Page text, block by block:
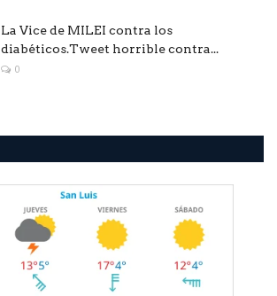
La Vice de MILEI contra los
diabéticos.Tweet horrible contra...
0